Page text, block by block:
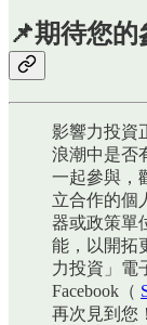
📌期待您的
影響力投資
浪潮中是否
一起參與，
立合作的個
器或政策單
能，以開拓
力投資」電
Facebook（
再次見到您！